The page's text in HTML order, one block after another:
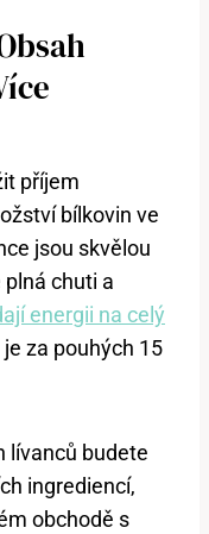
příjem
bílkovin ve
jsou skvělou
chuti a
energii na celý
za pouhých 15
lívanců budete
ingrediencí,
obchodě s